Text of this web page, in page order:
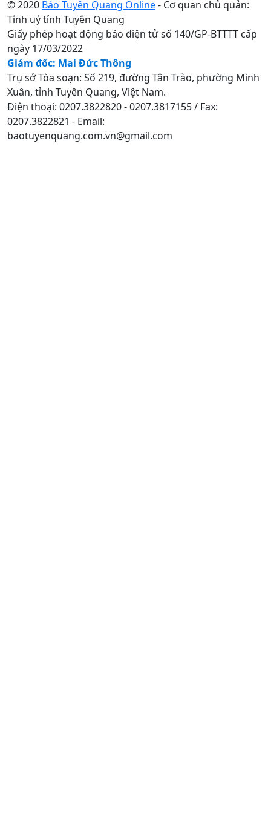
© 2020 Báo Tuyên Quang Online- Cơ quan chủ quản:
Tỉnh uỷ tỉnh Tuyên Quang
Giấy phép hoạt động báo điện tử số 140/GP-BTTTT cấp
ngày 17/03/2022
Giám đốc: Mai Đức Thông
Trụ sở Tòa soạn: Số 219, đường Tân Trào, phường Minh
Xuân, tỉnh Tuyên Quang, Việt Nam.
Điện thoại: 0207.3822820 - 0207.3817155 / Fax:
0207.3822821 - Email:
baotuyenquang.com.vn@gmail.com